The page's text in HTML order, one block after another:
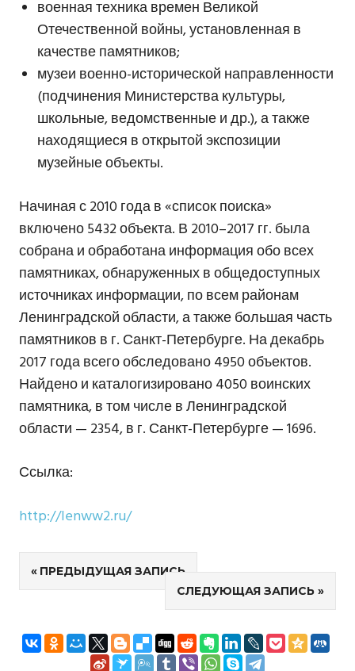
военная техника времен Великой
Отечественной войны, установленная в
качестве памятников;
музеи военно-исторической направленности
(подчинения Министерства культуры,
школьные, ведомственные и др.), а также
находящиеся в открытой экспозиции
музейные объекты.
Начиная с 2010 года в «список поиска»
включено 5432 объекта. В 2010–2017 гг. была
собрана и обработана информация обо всех
памятниках, обнаруженных в общедоступных
источниках информации, по всем районам
Ленинградской области, а также большая часть
памятников в г. Санкт-Петербурге. На декабрь
2017 года всего обследовано 4950 объектов.
Найдено и каталогизировано 4050 воинских
памятника, в том числе в Ленинградской
области — 2354, в г. Санкт-Петербурге — 1696.
Ссылка:
http://lenww2.ru/
Навигация
записям
ПРЕДЫДУЩАЯ ЗАПИСЬ
СЛЕДУЮЩАЯ ЗАПИСЬ